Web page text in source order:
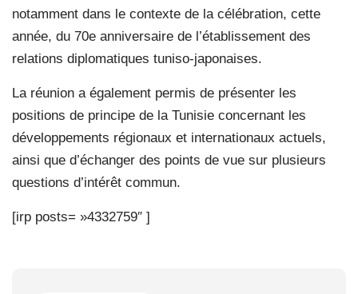
notamment dans le contexte de la célébration, cette
année, du 70e anniversaire de l’établissement des
relations diplomatiques tuniso-japonaises.
La réunion a également permis de présenter les
positions de principe de la Tunisie concernant les
développements régionaux et internationaux actuels,
ainsi que d’échanger des points de vue sur plusieurs
questions d’intérêt commun.
[irp posts= »4332759″ ]